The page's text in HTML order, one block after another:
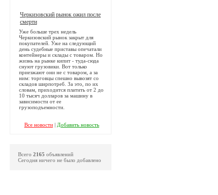
Черкизовский рынок ожил после
смерти
Уже больше трех недель
Черкизовский рынок закрыт для
покупателей. Уже на следующий
день судебные приставы опечатали
контейнеры и склады с товаром. Но
жизнь на рынке кипит - туда-сюда
снуют грузовики. Вот только
приезжают они не с товаром, а за
ним: торговцы спешно вывозят со
складов ширпотреб. За это, по их
словам, приходится платить от 2 до
10 тысяч долларов за машину в
зависимости от ее
грузоподъемности.
Все новости| Добавить новость
Всего 2165 объявлений
Сегодня ничего не было добавлено